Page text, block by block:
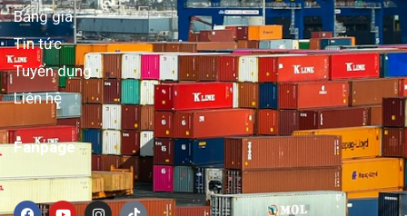
Bảng giá
Tin tức
Tuyển dụng
Liên hệ
Fanpage